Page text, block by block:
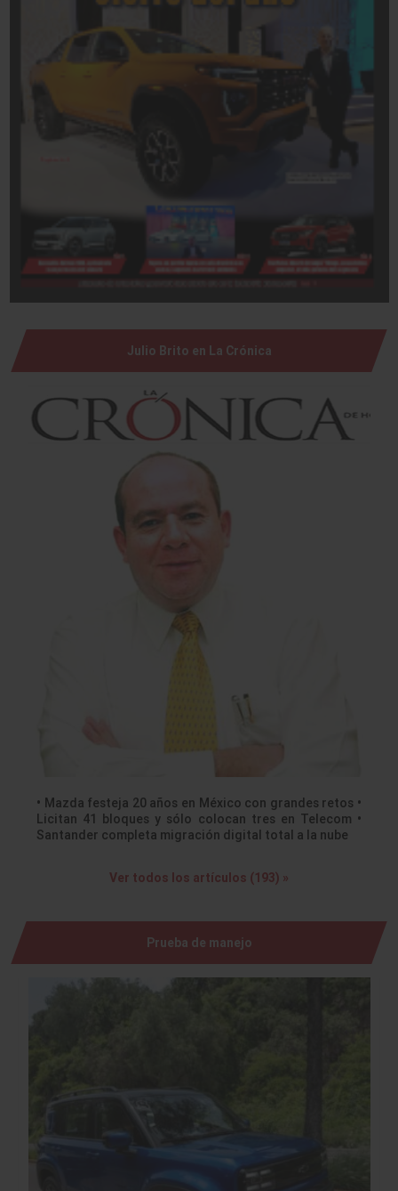
Julio Brito en La Crónica
• Mazda festeja 20 años en México con grandes retos •
Licitan 41 bloques y sólo colocan tres en Telecom •
Santander completa migración digital total a la nube
Ver todos los artículos (193) »
Prueba de manejo